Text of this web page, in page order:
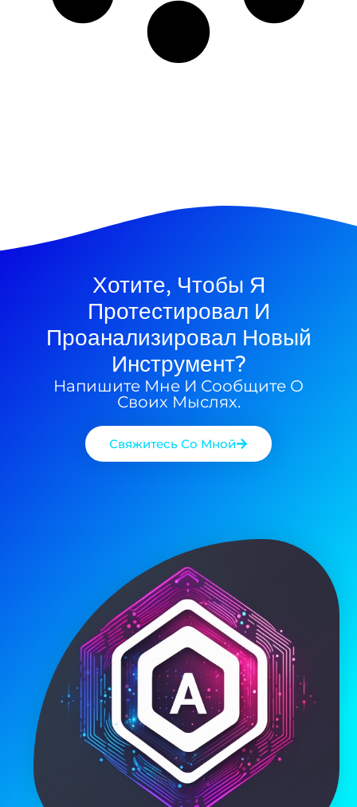
Хотите, Чтобы Я
Протестировал И
Проанализировал Новый
Инструмент?
Напишите Мне И Сообщите О
Своих Мыслях.
Свяжитесь Со Мной